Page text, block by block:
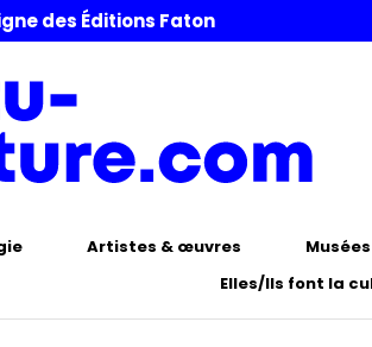
des Éditions Faton
Artistes & œuvres
Elles/Ils font la